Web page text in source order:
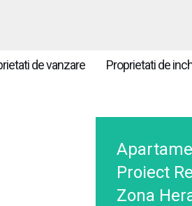
de vanzare Proprietati de
Proiect
Zona